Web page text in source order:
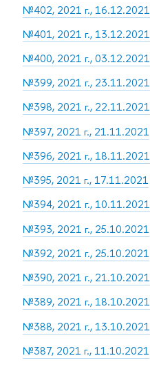
№402, 2021 г., 16.12.2021
№401, 2021 г., 13.12.2021
№400, 2021 г., 03.12.2021
№399, 2021 г., 23.11.2021
№398, 2021 г., 22.11.2021
№397, 2021 г., 21.11.2021
№396, 2021 г., 18.11.2021
№395, 2021 г., 17.11.2021
№394, 2021 г., 10.11.2021
№393, 2021 г., 25.10.2021
№392, 2021 г., 25.10.2021
№390, 2021 г., 21.10.2021
№389, 2021 г., 18.10.2021
№388, 2021 г., 13.10.2021
№387, 2021 г., 11.10.2021